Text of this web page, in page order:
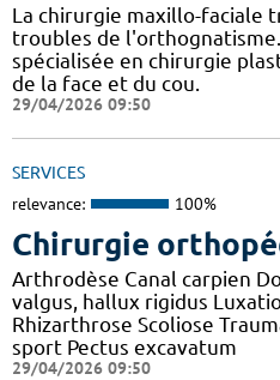
La chirurgie maxillo-faciale
troubles de
spécialisée en chirurgie
de la face et du cou.
29/04/2026 09:50
SERVICES
relevance: 100%
Chirurgie
Arthrodèse Canal carpien
valgus, hallux rigidus
Rhizarthrose Scoliose
sport Pectus excavatum
29/04/2026 09:50